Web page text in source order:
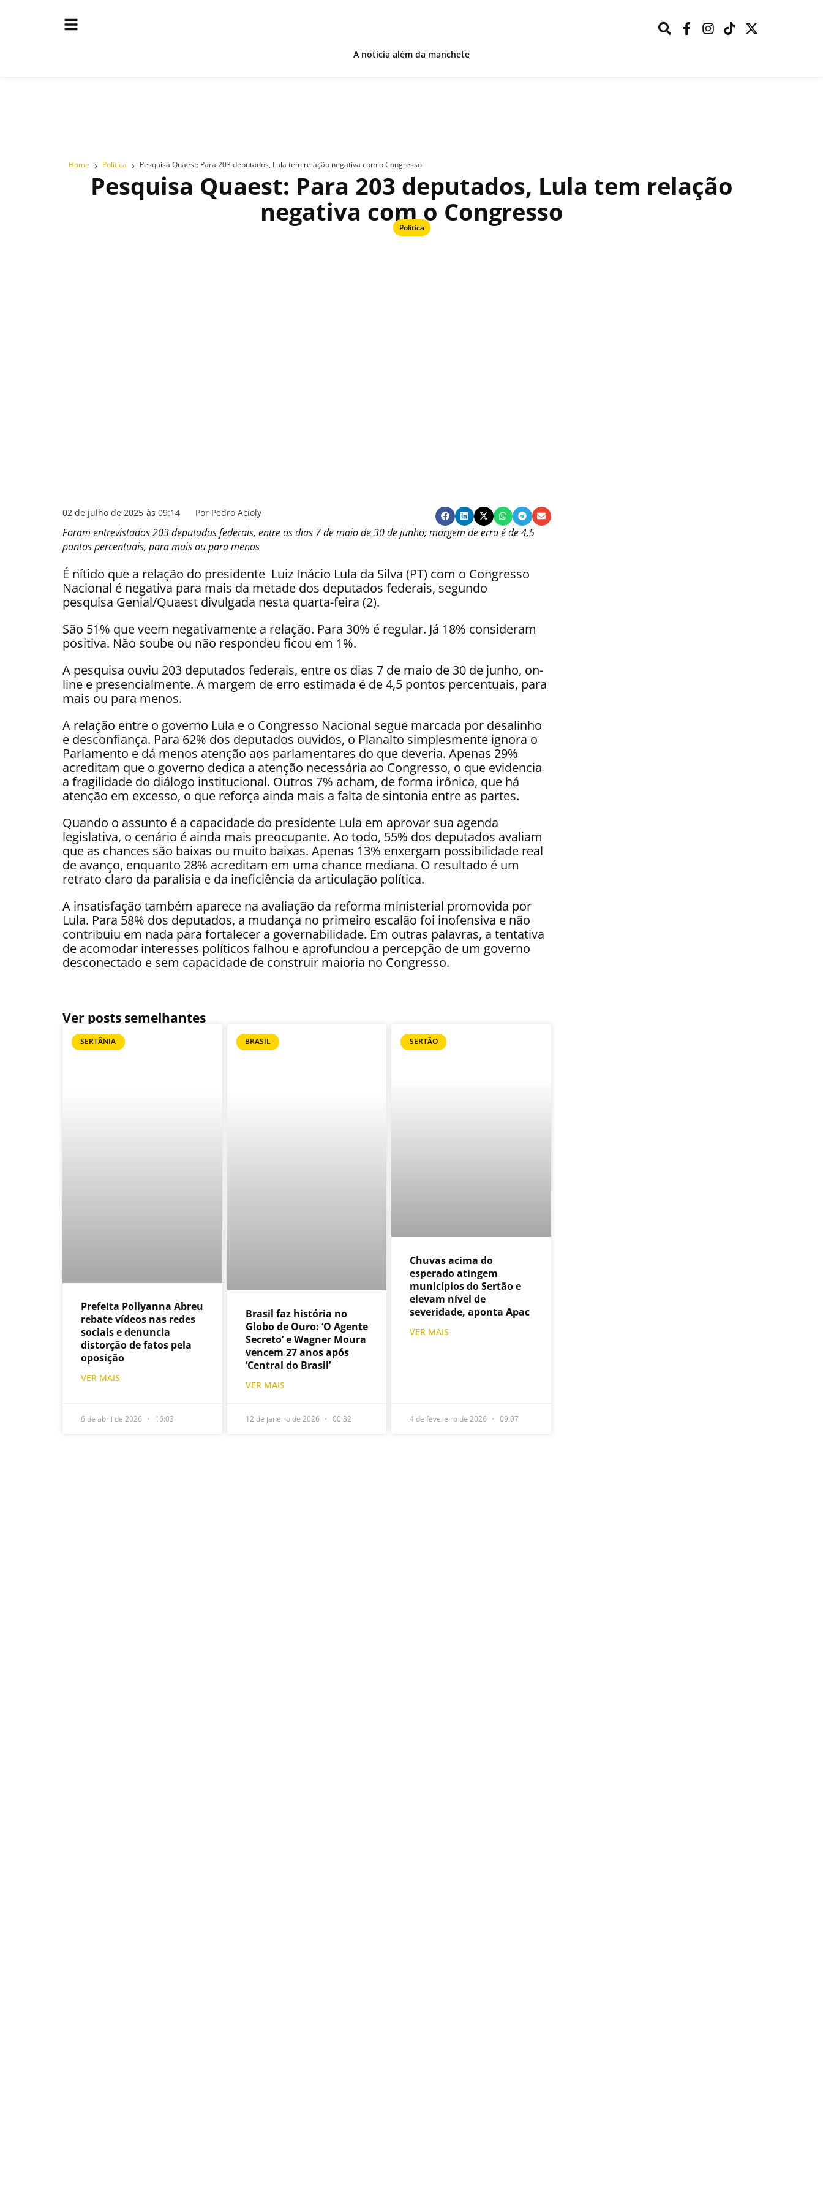
A notícia além da manchete
Home › Política › Pesquisa Quaest: Para 203 deputados, Lula tem relação negativa com o Congresso
Pesquisa Quaest: Para 203 deputados, Lula tem relação
negativa com o Congresso
Política
02 de julho de 2025 às 09:14 Por Pedro Acioly
Foram entrevistados 203 deputados federais, entre os dias 7 de maio de 30 de junho; margem de erro é de 4,5
pontos percentuais, para mais ou para menos
É nítido que a relação do presidente Luiz Inácio Lula da Silva (PT) com o Congresso
Nacional é negativa para mais da metade dos deputados federais, segundo
pesquisa Genial/Quaest divulgada nesta quarta-feira (2).
São 51% que veem negativamente a relação. Para 30% é regular. Já 18% consideram
positiva. Não soube ou não respondeu ficou em 1%.
A pesquisa ouviu 203 deputados federais, entre os dias 7 de maio de 30 de junho, on-
line e presencialmente. A margem de erro estimada é de 4,5 pontos percentuais, para
mais ou para menos.
A relação entre o governo Lula e o Congresso Nacional segue marcada por desalinho
e desconfiança. Para 62% dos deputados ouvidos, o Planalto simplesmente ignora o
Parlamento e dá menos atenção aos parlamentares do que deveria. Apenas 29%
acreditam que o governo dedica a atenção necessária ao Congresso, o que evidencia
a fragilidade do diálogo institucional. Outros 7% acham, de forma irônica, que há
atenção em excesso, o que reforça ainda mais a falta de sintonia entre as partes.
Quando o assunto é a capacidade do presidente Lula em aprovar sua agenda
legislativa, o cenário é ainda mais preocupante. Ao todo, 55% dos deputados avaliam
que as chances são baixas ou muito baixas. Apenas 13% enxergam possibilidade real
de avanço, enquanto 28% acreditam em uma chance mediana. O resultado é um
retrato claro da paralisia e da ineficiência da articulação política.
A insatisfação também aparece na avaliação da reforma ministerial promovida por
Lula. Para 58% dos deputados, a mudança no primeiro escalão foi inofensiva e não
contribuiu em nada para fortalecer a governabilidade. Em outras palavras, a tentativa
de acomodar interesses políticos falhou e aprofundou a percepção de um governo
desconectado e sem capacidade de construir maioria no Congresso.
Ver posts semelhantes
SERTÂNIA
Prefeita Pollyanna Abreu
rebate vídeos nas redes
sociais e denuncia
distorção de fatos pela
oposição
VER MAIS
6 de abril de 2026 16:03
BRASIL
Brasil faz história no
Globo de Ouro: ‘O Agente
Secreto’ e Wagner Moura
vencem 27 anos após
‘Central do Brasil’
VER MAIS
12 de janeiro de 2026 00:32
SERTÃO
Chuvas acima do
esperado atingem
municípios do Sertão e
elevam nível de
severidade, aponta Apac
VER MAIS
4 de fevereiro de 2026 09:07